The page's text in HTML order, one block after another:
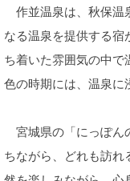
作並温泉は、秋保温
なる温泉を提供する
ち着いた雰囲気の中
色の時期には、温泉に
宮城県の「にっぽん
ちながら、どれも訪